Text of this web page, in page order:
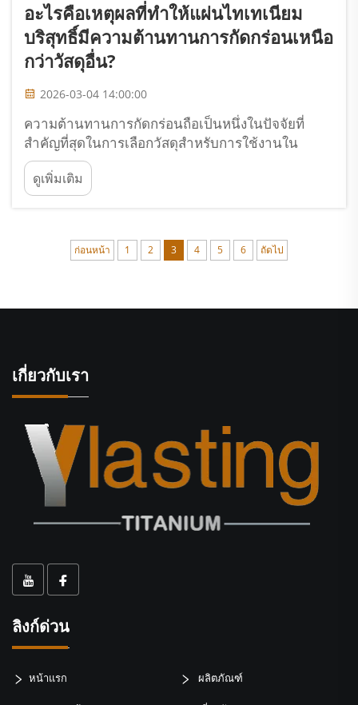
อะไรคือเหตุผลที่ทำให้แผ่นไทเทเนียม
บริสุทธิ์มีความต้านทานการกัดกร่อนเหนือ
กว่าวัสดุอื่น?
2026-03-04 14:00:00
ความต้านทานการกัดกร่อนถือเป็นหนึ่งในปัจจัยที่
สำคัญที่สุดในการเลือกวัสดุสำหรับการใช้งานใน
อุตสาหกรรมต่างๆ เมื่อสัมผัสกับสภาพแวดล้อมที่รุนแรง
โลหะทั่วไปมักเสื่อมสภาพจากปฏิกิริยาเคมี ส่งผลให้เกิด
ความล้มเหลวที่มีค่าใช้จ่ายสูงและปัญหาด้านความ
ดูเพิ่มเติม
ก่อนหน้า 1 2 3 4 5 6 ถัดไป
เกี่ยวกับเรา
ลิงก์ด่วน
หน้าแรก ผลิตภัณฑ์